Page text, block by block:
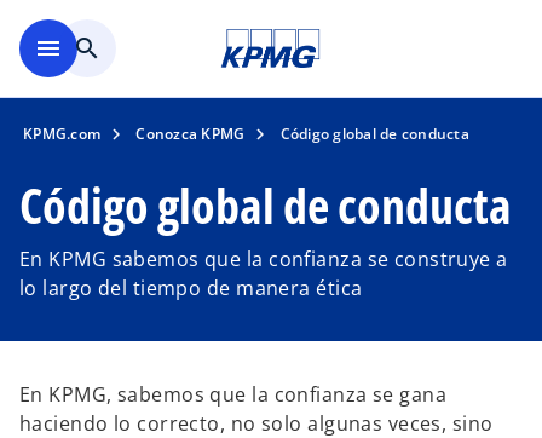
menu search
KPMG.com Conozca KPMG Código global de conducta
Código global de conducta
En KPMG sabemos que la confianza se construye a
lo largo del tiempo de manera ética
En KPMG, sabemos que la confianza se gana
haciendo lo correcto, no solo algunas veces, sino